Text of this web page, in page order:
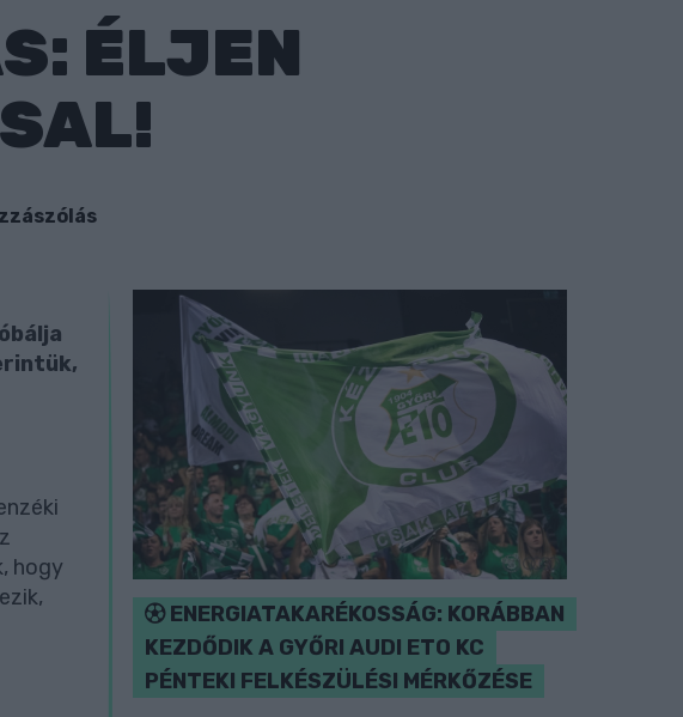
ÉLJEN
hogy
ENERGIATAKARÉKOSSÁG: KORÁBBAN
KEZDŐDIK A GYŐRI AUDI ETO KC
PÉNTEKI FELKÉSZÜLÉSI MÉRKŐZÉSE